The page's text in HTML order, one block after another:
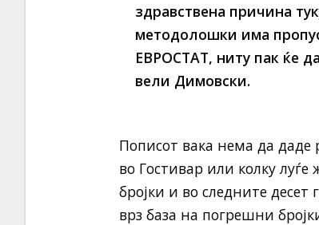
здравствена причина
методолошки има
ЕВРОСТАТ, ниту пак ќе
вели Димовски.
Пописот вака нема да даде
во Гостивар или колку
бројки и во следните
врз база на погрешни